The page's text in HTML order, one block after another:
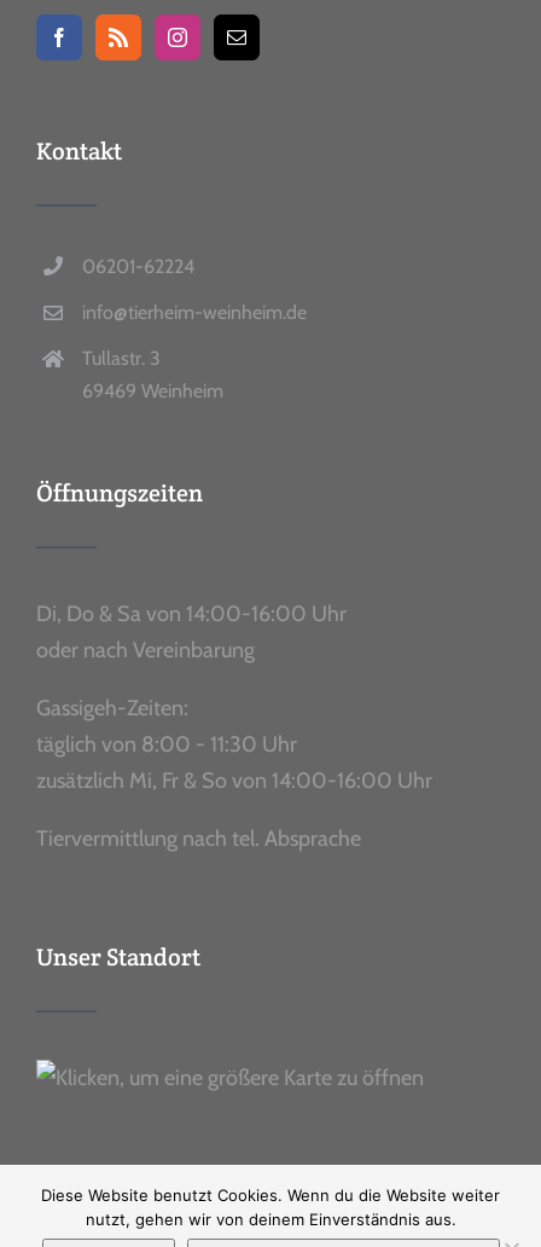
Kontakt
06201-62224
info@tierheim-weinheim.de
Tullastr. 3
69469 Weinheim
Öffnungszeiten
Di, Do & Sa von 14:00-16:00 Uhr
oder nach Vereinbarung
Gassigeh-Zeiten:
täglich von 8:00 - 11:30 Uhr
zusätzlich Mi, Fr & So von 14:00-16:00 Uhr
Tiervermittlung nach tel. Absprache
Unser Standort
Diese Website benutzt Cookies. Wenn du die Website weiter
nutzt, gehen wir von deinem Einverständnis aus.